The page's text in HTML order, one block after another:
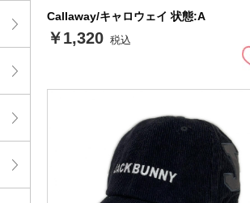
Callaway/キャロウェイ 状態:A
￥1,320 税込